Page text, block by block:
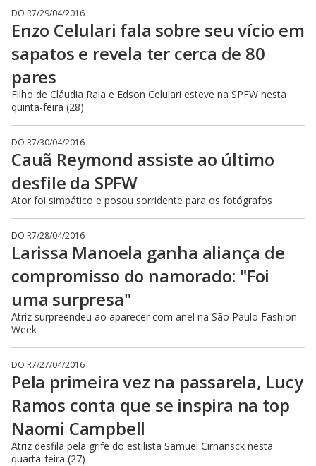
DO R7/29/04/2016
Enzo Celulari fala sobre seu vício em
sapatos e revela ter cerca de 80
pares
Filho de Cláudia Raia e Edson Celulari esteve na SPFW nesta
quinta-feira (28)
DO R7/30/04/2016
Cauã Reymond assiste ao último
desfile da SPFW
Ator foi simpático e posou sorridente para os fotógrafos
DO R7/28/04/2016
Larissa Manoela ganha aliança de
compromisso do namorado: "Foi
uma surpresa"
Atriz surpreendeu ao aparecer com anel na São Paulo Fashion
Week
DO R7/27/04/2016
Pela primeira vez na passarela, Lucy
Ramos conta que se inspira na top
Naomi Campbell
Atriz desfila pela grife do estilista Samuel Cirnansck nesta
quarta-feira (27)